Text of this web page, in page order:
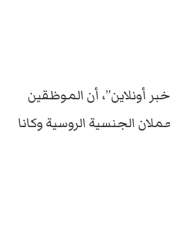
أونلاين”، أن الموظقين
الجنسية الروسية وكانا